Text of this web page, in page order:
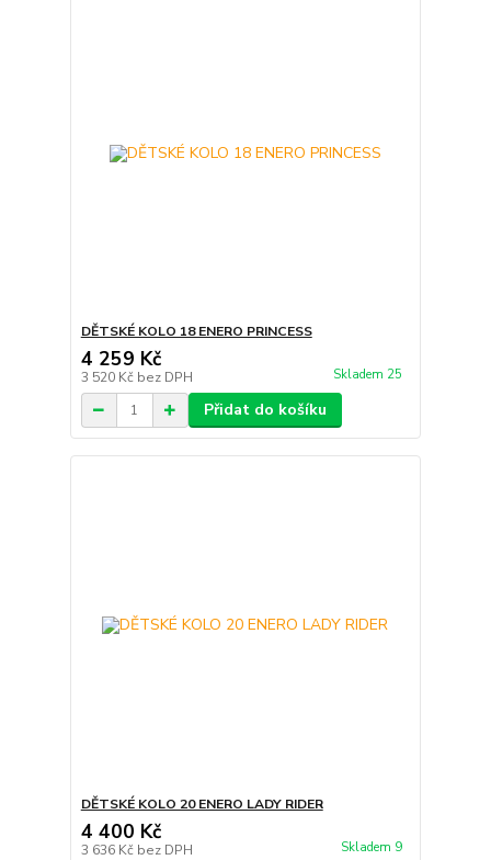
DĚTSKÉ KOLO 18 ENERO PRINCESS
4 259 Kč
3 520 Kč bez DPH Skladem 25
Přidat do košíku
DĚTSKÉ KOLO 20 ENERO LADY RIDER
4 400 Kč
3 636 Kč bez DPH Skladem 9